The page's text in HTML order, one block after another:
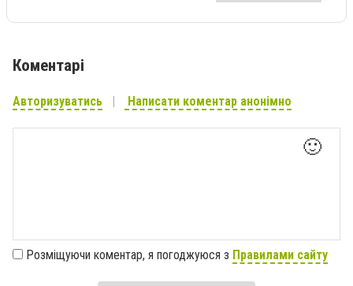
Коментарі
Авторизуватись Написати коментар анонімно
🙂
Розміщуючи коментар, я погоджуюся з Правилами сайту